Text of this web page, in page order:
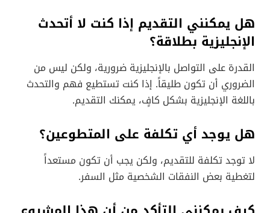
هل يمكنني التقديم إذا كنت لا أتحدث
الإنجليزية بطلاقة؟
القدرة على التواصل بالإنجليزية ضرورية، ولكن ليس من
الضروري أن تكون طليقاً. إذا كنت تستطيع فهم والتحدث
باللغة الإنجليزية بشكل كافٍ، يمكنك التقديم.
هل يوجد أي تكلفة على المتطوعين؟
لا توجد تكلفة للتقديم، ولكن يجب أن تكون مستعداً
لتغطية بعض النفقات الشخصية مثل السفر.